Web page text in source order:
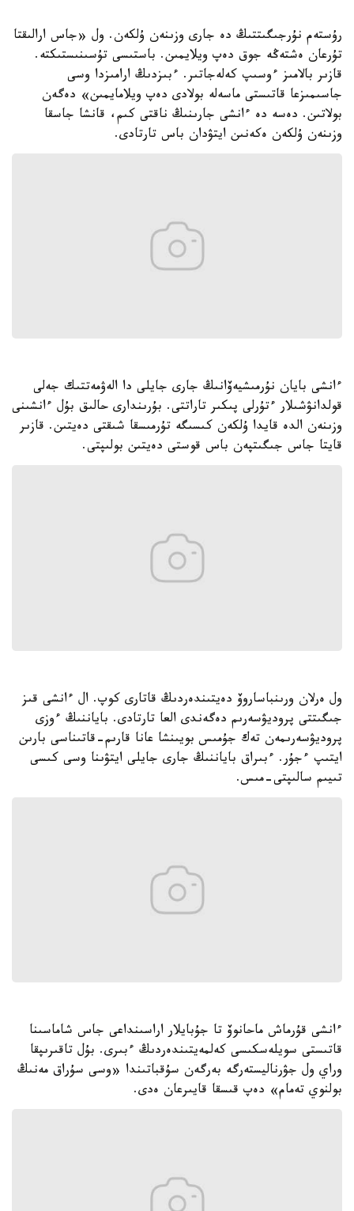
رۇستەم نۇرجىگىتتىڭ دە جارى وزىنەن ۇلكەن. ول «جاس ارالىقتا
تۇرعان ەشتەڭە جوق دەپ ويلايمىن. باستىسى تۇسىنىستىكتە.
قازىر بالامىز ءوسىپ كەلەجاتىر. ءبىزدىڭ ارامىزدا وسى
جاسىمىزعا قاتىستى ماسەلە بولادى دەپ ويلامايمىن» دەگەن
بولاتىن. دەسە دە ءانشى جارىنىڭ ناقتى كىم، قانشا جاسقا
وزىنەن ۇلكەن ەكەنىن ايتۋدان باس تارتادى.
ءانشى بايان نۇرمىشيەۆانىڭ جارى جايلى دا الەۋمەتتىك جەلى
قولدانۋشىلار ءتۇرلى پىكىر تاراتتى. بۇرىندارى حالىق بۇل ءانشىنى
وزىنەن الدە قايدا ۇلكەن كىسىگە تۇرمىسقا شىقتى دەيتىن. قازىر
قايتا جاس جىگىتپەن باس قوستى دەيتىن بولىپتى.
ول ەرلان ورىنباساروۆ دەيتىندەردىڭ قاتارى كوپ. ال ءانشى قىز
جىگىتتى پروديۋسەرىم دەگەندى العا تارتادى. باياننىڭ ءوزى
پروديۋسەرىمەن تەك جۇمىس بويىنشا عانا قارىم-قاتىناسى بارىن
ايتىپ ءجۇر. ءبىراق باياننىڭ جارى جايلى ايتۋىنا وسى كىسى
تىيىم سالىپتى-مىس.
ءانشى قۇرماش ماحانوۆ تا جۇبايلار اراسىنداعى جاس شاماسىنا
قاتىستى سويلەسكىسى كەلمەيتىندەردىڭ ءبىرى. بۇل تاقىرىپقا
وراي ول جۋرناليستەرگە بەرگەن سۇقباتىندا «وسى سۇراق مەنىڭ
بولنوي تەمام» دەپ قىسقا قايىرعان ەدى.